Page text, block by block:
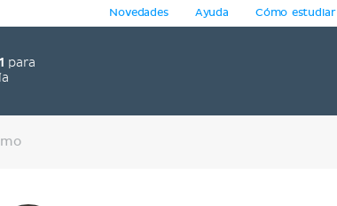
para
Novedades Ayuda Cómo estudiar